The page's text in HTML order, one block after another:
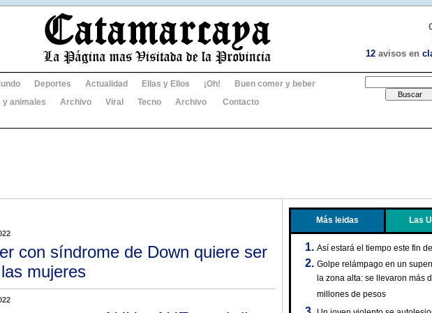
12 avisos en
Deportes Actualidad Ellas y Ellos ¡Oh!
Buen comer y beber
y animales
Archivo Viral Tecno Archivo Contacto
con síndrome de Down quiere ser
mujeres
Más leidas Las
Así estará el tiempo este fin
Golpe relámpago en un
la zona alta: se llevaron más
millones de pesos